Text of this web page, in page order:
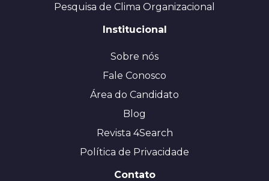
Pesquisa de Clima Organizacional
Institucional
Sobre nós
Fale Conosco
Área do Candidato
Blog
Revista 4Search
Política de Privacidade
Contato